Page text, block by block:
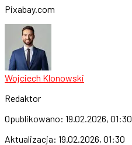
Pixabay.com
Wojciech Klonowski
Redaktor
Opublikowano: 19.02.2026, 01:30
Aktualizacja: 19.02.2026, 01:30